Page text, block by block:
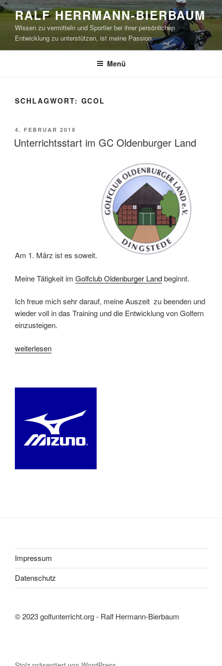
Zum
Inhalt
springen
RALF HERRMANN-BIERBAUM
Wissen zu vermitteln und Sportler bei ihrer persönlichen
Entwicklung zu unterstützen, ist meine Passion.
Menü
SCHLAGWORT: GCOL
VERÖFFENTLICHT
AM
4. FEBRUAR 2019
Unterrichtsstart im GC Oldenburger Land
Am 1. März ist es soweit.
Meine Tätigkeit im Golfclub Oldenburger Landbeginnt.
Ich freue mich sehr darauf, meine Auszeit zu beenden und
wieder voll in das Training und die Entwicklung von Golfern
einzusteigen.
„Unterrichtsstart
weiterlesen
Impressum
Datenschutz
© 2023 golfunterricht.org - Ralf Hermann-Bierbaum